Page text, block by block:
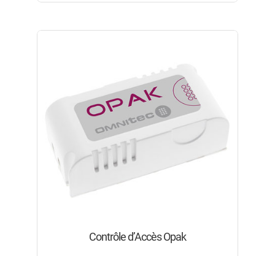
Contrôle d’Accès Opak